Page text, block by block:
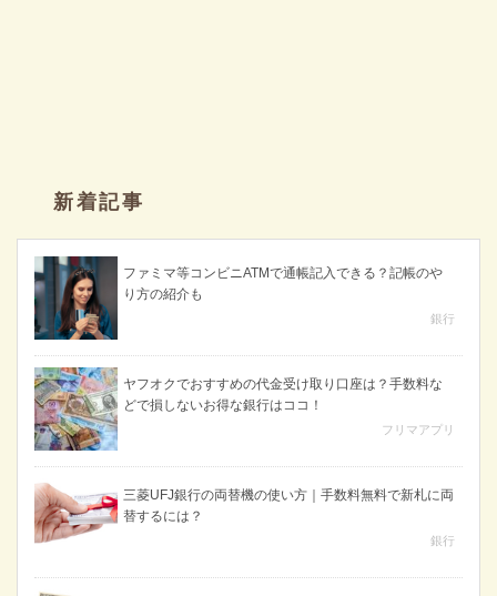
新着記事
ファミマ等コンビニATMで通帳記入できる？記帳のや
り方の紹介も
銀行
ヤフオクでおすすめの代金受け取り口座は？手数料な
どで損しないお得な銀行はココ！
フリマアプリ
三菱UFJ銀行の両替機の使い方｜手数料無料で新札に両
替するには？
銀行